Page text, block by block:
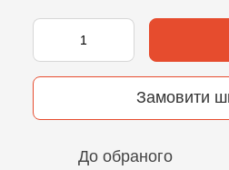
Замовити
До обраного